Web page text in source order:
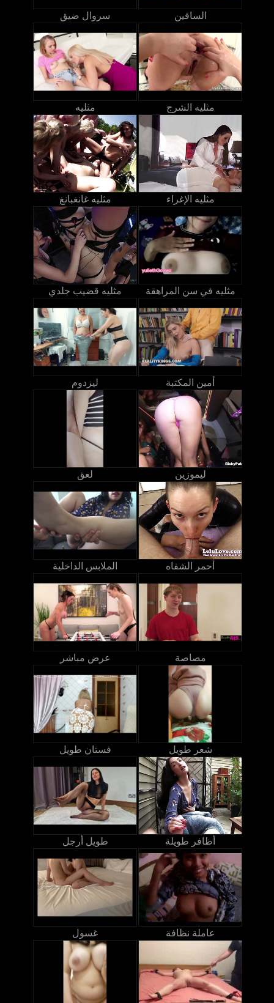
سروال ضيق الساقين
مثليه مثليه الشرج
مثليه غانغبانغ مثليه الإغراء
مثليه قضيب جلدي مثليه في سن المراهقة
ليزدوم أمين المكتبة
لعق ليموزين
الملابس الداخلية أحمر الشفاه
عرض مباشر مصاصة
فستان طويل شعر طويل
طويل أرجل أظافر طويلة
غسول عاملة نظافة